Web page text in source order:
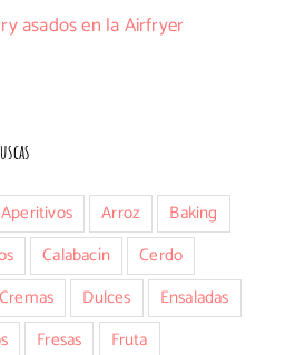
asados en la Airfryer
Aperitivos Arroz
Baking
Calabacín
Cerdo
Cremas Dulces
Ensaladas
Fresas
Fruta